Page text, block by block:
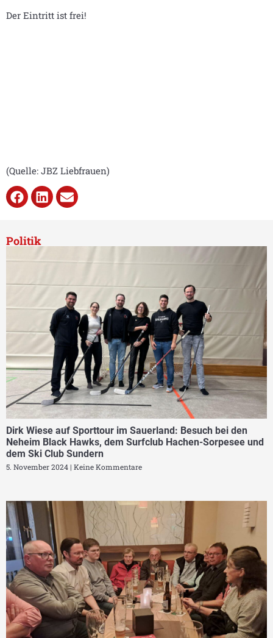
Der Eintritt ist frei!
(Quelle: JBZ Liebfrauen)
Politik
Dirk Wiese auf Sporttour im Sauerland: Besuch bei den
Neheim Black Hawks, dem Surfclub Hachen-Sorpesee und
dem Ski Club Sundern
5. November 2024 Keine Kommentare